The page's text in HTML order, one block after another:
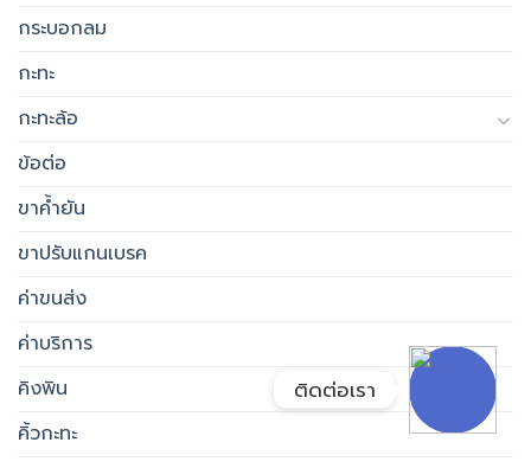
กระบอกลม
กะทะ
กะทะล้อ
ข้อต่อ
ขาค้ำยัน
ขาปรับแกนเบรค
ค่าขนส่ง
ค่าบริการ
คิงพิน
คิ้วกะทะ
ติดต่อเรา